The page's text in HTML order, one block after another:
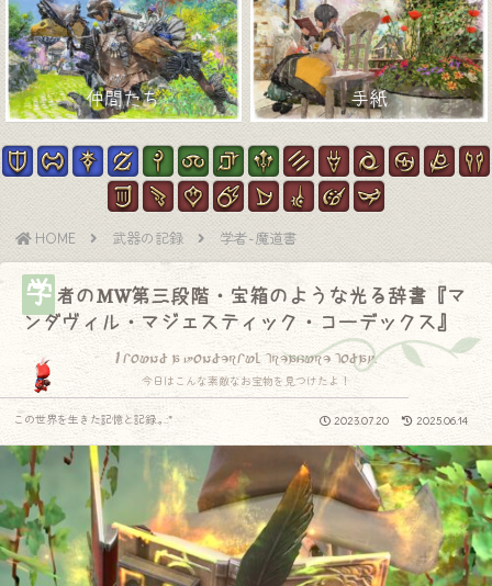
仲間たち 手紙
HOME 武器の記録 学者-魔道書
学 者のMW第三段階・宝箱のような光る辞書『マ
ンダヴィル・マジェスティック・コーデックス』
I found a wonderful treasure today.
今日はこんな素敵なお宝物を見つけたよ！
2023.07.20 2025.06.14
この世界を生きた記憶と記録.｡.:*